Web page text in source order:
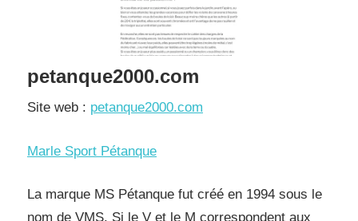
petanque2000.com
Site web : petanque2000.com
Marle Sport Pétanque
La marque MS Pétanque fut créé en 1994 sous le
nom de VMS. Si le V et le M correspondent aux